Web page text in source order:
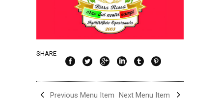
SHARE
Previous Menu Item Next Menu Item